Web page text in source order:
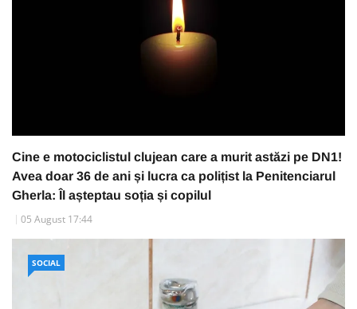
Cine e motociclistul clujean care a murit astăzi pe DN1!
Avea doar 36 de ani și lucra ca polițist la Penitenciarul
Gherla: Îl așteptau soția și copilul
05 August 17:44
SOCIAL